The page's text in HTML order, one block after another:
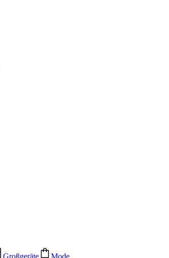
Großgeräte
Mode